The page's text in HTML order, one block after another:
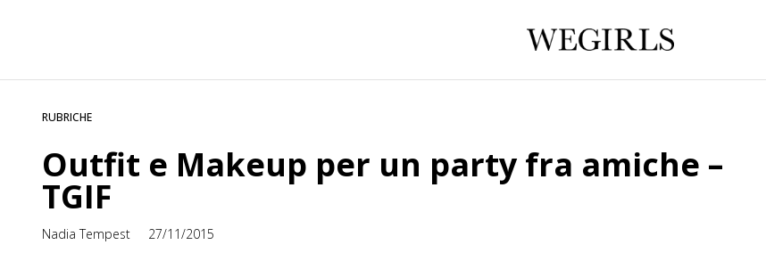
RUBRICHE
Outfit e Makeup per un party fra amiche –
TGIF
Nadia Tempest 27/11/2015